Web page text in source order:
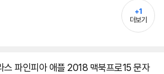
+1
더보기
스 파인피아 애플 2018 맥북프로15 문자